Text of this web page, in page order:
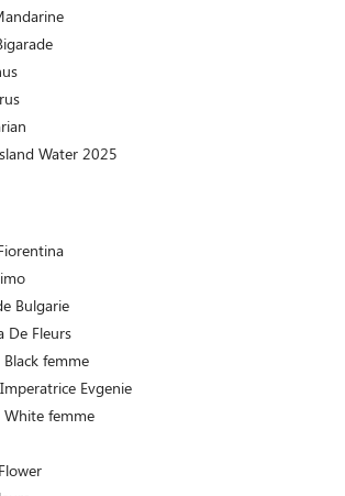
Water 2025
Bulgarie
De Fleurs
femme
Evgenie
White femme